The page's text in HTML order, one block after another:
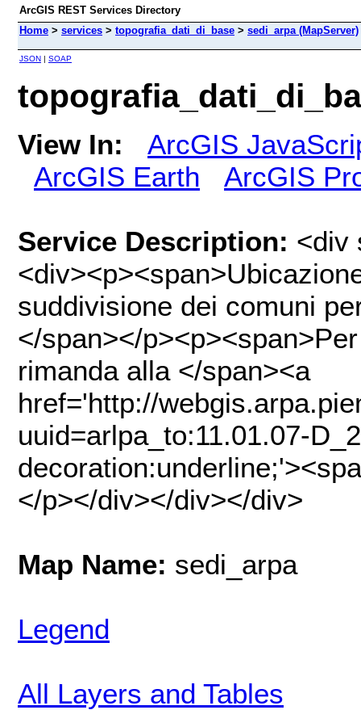
ArcGIS REST Services Directory
Home > services > topografia_dati_di_base > sedi_arpa (MapServer)
JSON | SOAP
View In:
ArcGIS
ArcGIS Earth
ArcGIS
Service Description: <div
suddivisione dei comuni
</span></
rimanda alla </span><a
href='http://
uuid=arlpa_to:11.01.07-
</p></div></div></div>
Map Name: sedi_arpa
Legend
All Layers and Tables